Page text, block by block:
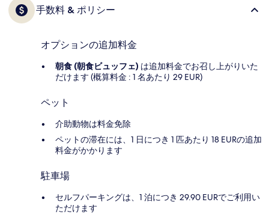
手数料 & ポリシー
オプションの追加料金
朝食 (朝食ビュッフェ) は追加料金でお召し上がりいた
だけます (概算料金 : 1 名あたり 29 EUR)
ペット
介助動物は料金免除
ペットの滞在には、1 日につき 1 匹あたり 18 EURの追加
料金がかかります
駐車場
セルフパーキングは、1 泊につき 29.90 EURでご利用い
ただけます